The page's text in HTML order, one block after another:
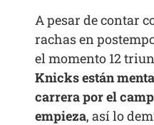
A pesar de contar
rachas en
el momento 12
Knicks están
carrera por el
empieza, así lo